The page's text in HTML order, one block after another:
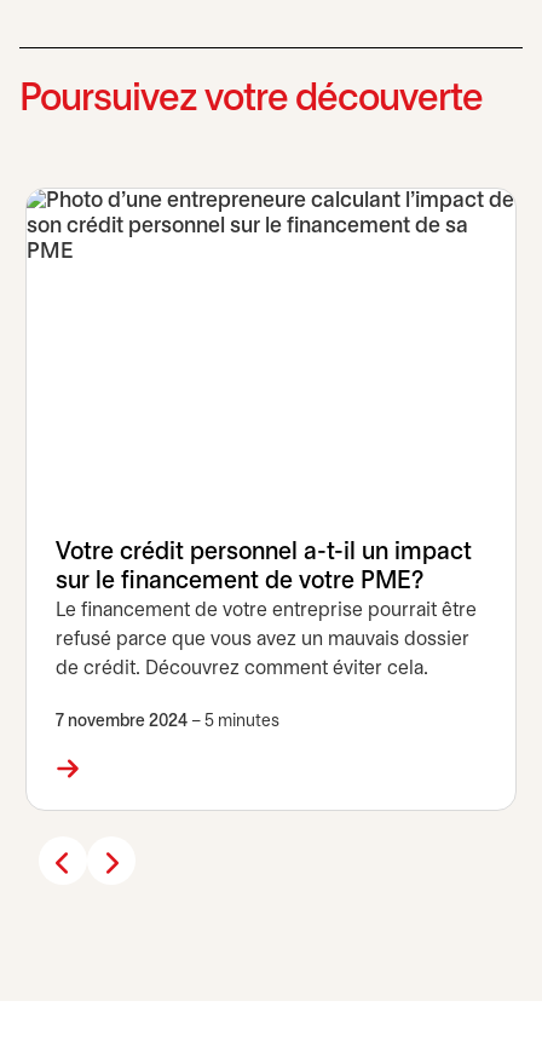
Poursuivez votre découverte
Votre crédit personnel a-t-il un impact
sur le financement de votre PME?
Le financement de votre entreprise pourrait être
refusé parce que vous avez un mauvais dossier
de crédit. Découvrez comment éviter cela.
7 novembre 2024 – 5 minutes